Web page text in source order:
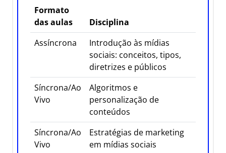
Formato
das aulas
Disciplina
Assíncrona
Introdução às mídias
sociais: conceitos, tipos,
diretrizes e públicos
Síncrona/Ao
Vivo
Algoritmos e
personalização de
conteúdos
Síncrona/Ao
Vivo
Estratégias de marketing
em mídias sociais